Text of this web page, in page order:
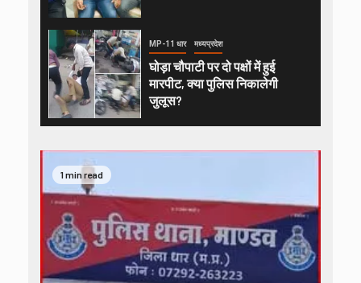
MP-11 धार मध्यप्रदेश
घोड़ा चौपाटी पर दो पक्षों में हुई
मारपीट, क्या पुलिस निकालेगी
जुलूस?
1 min read